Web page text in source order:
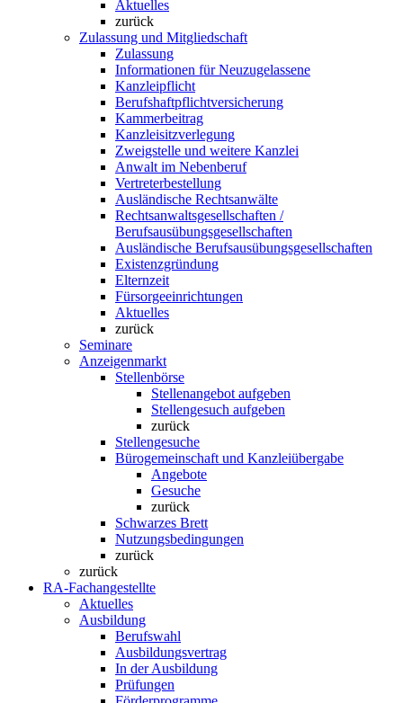
Aktuelles
zurück
Zulassung und Mitgliedschaft
Zulassung
Informationen für Neuzugelassene
Kanzleipflicht
Berufshaftpflichtversicherung
Kammerbeitrag
Kanzleisitzverlegung
Zweigstelle und weitere Kanzlei
Anwalt im Nebenberuf
Vertreterbestellung
Ausländische Rechtsanwälte
Rechtsanwaltsgesellschaften /
Berufsausübungsgesellschaften
Ausländische Berufsausübungsgesellschaften
Existenzgründung
Elternzeit
Fürsorgeeinrichtungen
Aktuelles
zurück
Seminare
Anzeigenmarkt
Stellenbörse
Stellenangebot aufgeben
Stellengesuch aufgeben
zurück
Stellengesuche
Bürogemeinschaft und Kanzleiübergabe
Angebote
Gesuche
zurück
Schwarzes Brett
Nutzungsbedingungen
zurück
zurück
RA-Fachangestellte
Aktuelles
Ausbildung
Berufswahl
Ausbildungsvertrag
In der Ausbildung
Prüfungen